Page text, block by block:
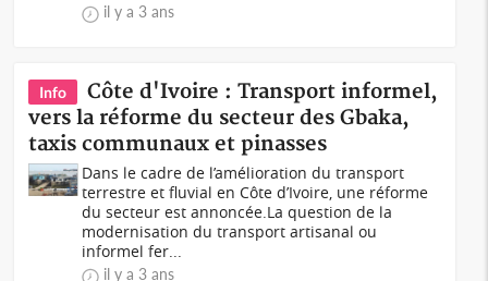
il y a 3 ans
Info
Côte d'Ivoire : Transport informel,
vers la réforme du secteur des Gbaka,
taxis communaux et pinasses
Dans le cadre de l’amélioration du transport
terrestre et fluvial en Côte d’Ivoire, une réforme
du secteur est annoncée.La question de la
modernisation du transport artisanal ou
informel fer...
il y a 3 ans